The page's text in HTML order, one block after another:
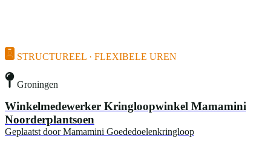
STRUCTUREEL · FLEXIBELE UREN
Groningen
Winkelmedewerker Kringloopwinkel Mamamini
Noorderplantsoen
Geplaatst door Mamamini Goededoelenkringloop